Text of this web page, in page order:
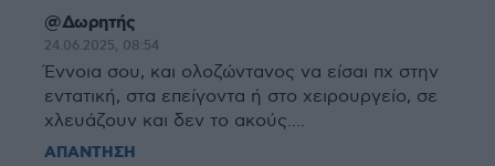
@Δωρητής
24.06.2025, 08:54
Έννοια σου, και ολοζώντανος να είσαι πχ στην
εντατική, στα επείγοντα ή στο χειρουργείο, σε
χλευάζουν και δεν το ακούς....
ΑΠΑΝΤΗΣΗ